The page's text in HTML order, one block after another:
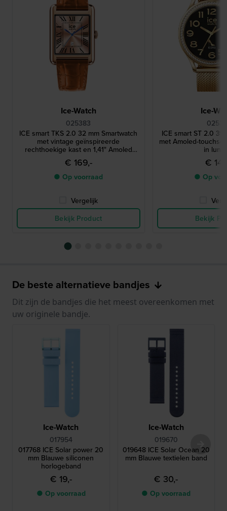
Ice-Watch
025383
ICE smart TKS 2.0 32 mm Smartwatch
met vintage geïnspireerde
rechthoekige kast en 1,41" Amoled
touchscreen
€ 169,-
● Op voorraad
Vergelijk
Bekijk Product
Ice-
ICE smart ST 2.0 39
met Amoled-
in
€
● Op
Bekijk
De beste alternatieve bandjes
Dit zijn de bandjes die het meest overeenkomen met
uw originele bandje.
Ice-Watch
017954
017768 ICE Solar power 20
mm Blauwe siliconen
horlogeband
€ 19,-
● Op voorraad
Ice-Watch
019670
019648 ICE Solar Ocean 20
mm Blauwe textielen band
€ 30,-
● Op voorraad